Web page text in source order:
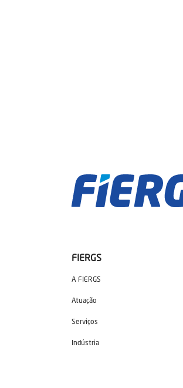
FIERGS
A FIERGS
Atuação
Serviços
Indústria